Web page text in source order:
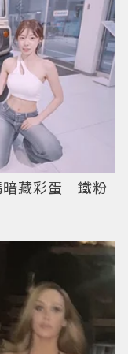
暗藏彩蛋 鐵粉